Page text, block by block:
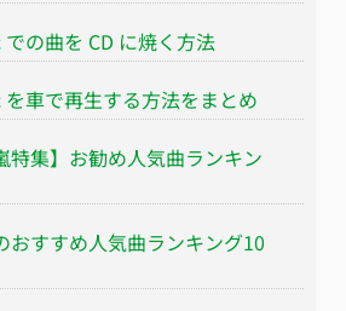
の曲を CD に焼く方法
車で再生する方法をまとめ
特集】お勧め人気曲ランキン
おすすめ人気曲ランキング10